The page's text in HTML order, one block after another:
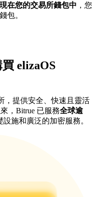
在您的交易所錢包中 ，您
包。
elizaOS
，提供安全、快速且靈活
，Bitrue 已服務全球逾
設施和廣泛的加密服務。